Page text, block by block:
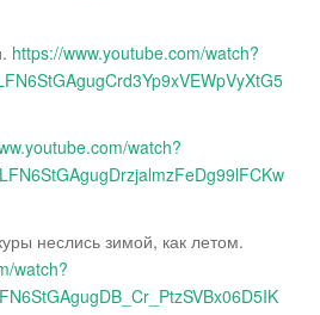
https://www.youtube.com/watch?
watch?
неслись зимой, как летом.
watch?